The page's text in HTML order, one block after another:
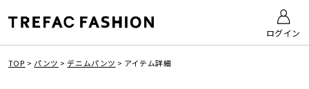
ログイン
TOP > パンツ > デニムパンツ > アイテム詳細